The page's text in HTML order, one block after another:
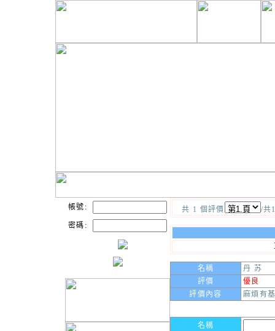
帳號:
密碼:
共 1 個評價 /共
名稱
丹 苏
評價
優良
評價內容
麻煩有
名稱